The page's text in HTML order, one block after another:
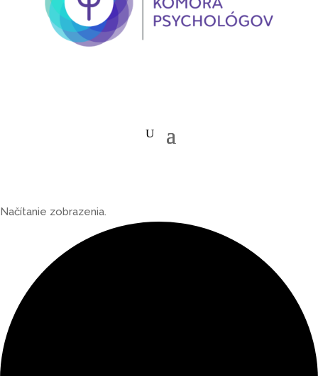
Načítanie zobrazenia.